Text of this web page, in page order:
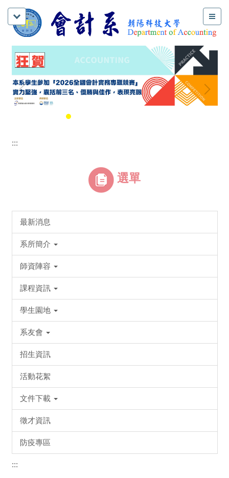
:::
選單
最新消息
系所簡介
師資陣容
課程資訊
學生園地
系友會
招生資訊
活動花絮
文件下載
徵才資訊
防疫專區
:::